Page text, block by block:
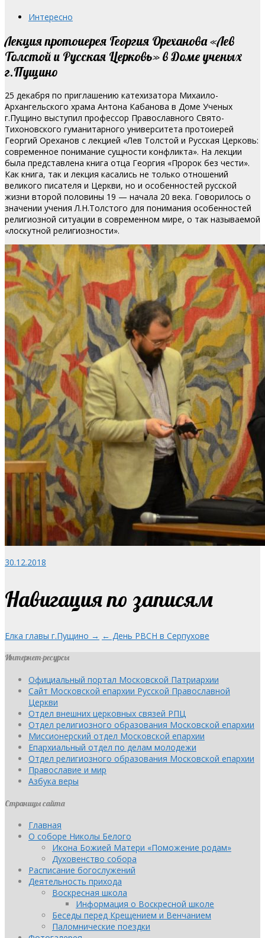
Интересно
Лекция протоиерея Георгия Ореханова «Лев
Толстой и Русская Церковь» в Доме ученых
г.Пущино
25 декабря по приглашению катехизатора Михаило-
Архангельского храма Антона Кабанова в Доме Ученых
г.Пущино выступил профессор Православного Свято-
Тихоновского гуманитарного университета протоиерей
Георгий Ореханов с лекцией «Лев Толстой и Русская Церковь:
современное понимание сущности конфликта». На лекции
была представлена книга отца Георгия «Пророк без чести».
Как книга, так и лекция касались не только отношений
великого писателя и Церкви, но и особенностей русской
жизни второй половины 19 — начала 20 века. Говорилось о
значении учения Л.Н.Толстого для понимания особенностей
религиозной ситуации в современном мире, о так называемой
«лоскутной религиозности».
30.12.2018
Навигация по записям
Елка главы г.Пущино → ← День РВСН в Серпухове
Интернет-ресурсы
Официальный портал Московской Патриархии
Сайт Московской епархии Русской Православной
Церкви
Отдел внешних церковных связей РПЦ
Отдел религиозного образования Московской епархии
Миссионерский отдел Московской епархии
Епархиальный отдел по делам молодежи
Отдел религиозного образования Московской епархии
Православие и мир
Азбука веры
Страницы сайта
Главная
О соборе Николы Белого
Икона Божией Матери «Поможение родам»
Духовенство собора
Расписание богослужений
Деятельность прихода
Воскресная школа
Информация о Воскресной школе
Беседы перед Крещением и Венчанием
Паломнические поездки